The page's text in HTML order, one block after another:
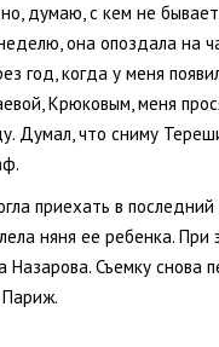
думаю, с кем не
она опоздала на
год, когда у меня
Крюковым, меня
Думал, что сниму
приехать в
няня ее ребенка.
Назарова. Съемку снова
Париж.